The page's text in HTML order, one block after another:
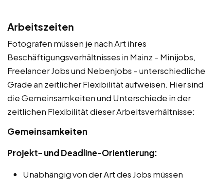
Arbeitszeiten
Fotografen müssen je nach Art ihres
Beschäftigungsverhältnisses in Mainz – Minijobs,
Freelancer Jobs und Nebenjobs – unterschiedliche
Grade an zeitlicher Flexibilität aufweisen. Hier sind
die Gemeinsamkeiten und Unterschiede in der
zeitlichen Flexibilität dieser Arbeitsverhältnisse:
Gemeinsamkeiten
Projekt- und Deadline-Orientierung:
Unabhängig von der Art des Jobs müssen